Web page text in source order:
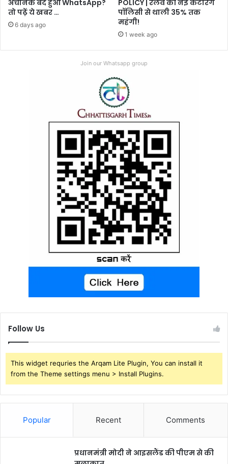
अचानक बंद हुआ WhatsApp?
तो पढ़ें ये खबर …
6 days ago
POLICY | रेलवे की नई कैटरिंग
पॉलिसी से थाली 35% तक
महंगी!
1 week ago
Join our Whatsapp group
Follow Us
This widget requries the Arqam Lite Plugin, You can install it
from the Theme settings menu > Install Plugins.
Popular Recent Comments
प्रधानमंत्री मोदी ने आइसलैंड की पीएम से की